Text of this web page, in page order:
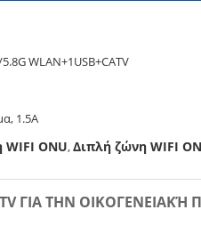
WLAN+1USB+CATV
1.5A
WIFI ONU,Διπλή ζώνη WIFI
ΓΙΑ ΤΗΝ ΟΙΚΟΓΕΝΕΙΑΚΉ